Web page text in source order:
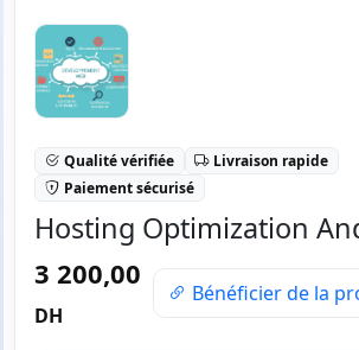
Qualité vérifiée
Livraison rapide
Paiement sécurisé
Hosting Optimization
3 200,00
DH
Bénéficier de la